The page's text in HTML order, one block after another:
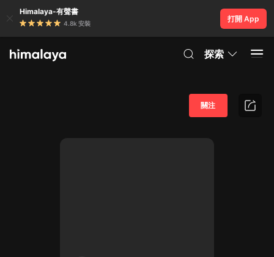
Himalaya-有聲書
4.8k 安裝
打開 App
探索
關注